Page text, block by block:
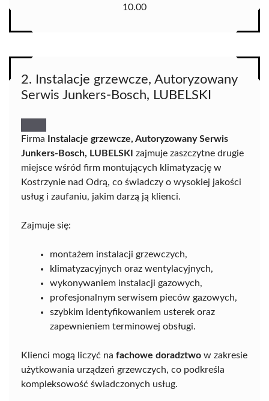
10.00
2. Instalacje grzewcze, Autoryzowany
Serwis Junkers-Bosch, LUBELSKI
Firma
Instalacje grzewcze, Autoryzowany Serwis
Junkers-Bosch, LUBELSKI zajmuje zaszczytne drugie
miejsce wśród firm montujących klimatyzację w
Kostrzynie nad Odrą, co świadczy o wysokiej jakości
usług i zaufaniu, jakim darzą ją klienci.
Zajmuje się:
montażem instalacji grzewczych,
klimatyzacyjnych oraz wentylacyjnych,
wykonywaniem instalacji gazowych,
profesjonalnym serwisem pieców gazowych,
szybkim identyfikowaniem usterek oraz
zapewnieniem terminowej obsługi.
Klienci mogą liczyć na fachowe doradztwo w zakresie
użytkowania urządzeń grzewczych, co podkreśla
kompleksowość świadczonych usług.